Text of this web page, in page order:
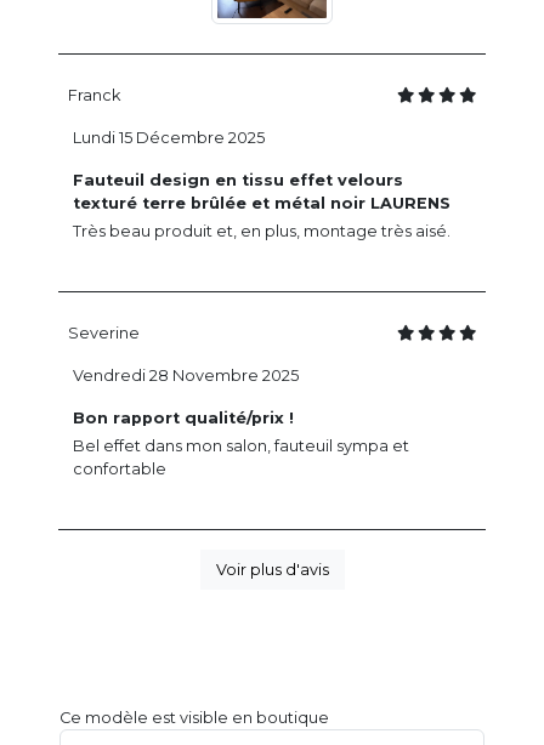
Franck
Fauteuil design en tissu effet velours
texturé terre brûlée et métal noir LAURENS
Très beau produit et, en plus, montage très aisé.
Lundi 15 Décembre 2025
Severine
Bon rapport qualité/prix !
Bel effet dans mon salon, fauteuil sympa et
confortable
Vendredi 28 Novembre 2025
Voir plus d'avis
Ce modèle est visible en boutique